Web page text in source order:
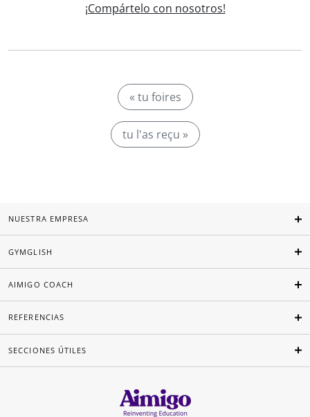
¡Compártelo con nosotros!
« tu foires
tu l'as reçu »
NUESTRA EMPRESA
GYMGLISH
AIMIGO COACH
REFERENCIAS
SECCIONES ÚTILES